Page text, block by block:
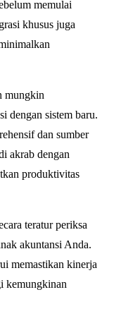
memulai
khusus juga
mungkin
dengan sistem baru.
dan sumber
akrab dengan
produktivitas
teratur periksa
akuntansi Anda.
memastikan kinerja
kemungkinan